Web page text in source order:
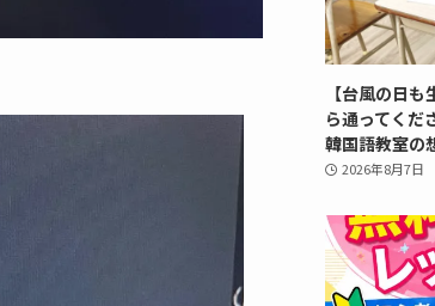
【台風の日
ら通ってくだ
韓国語教室の
2026年8月7日